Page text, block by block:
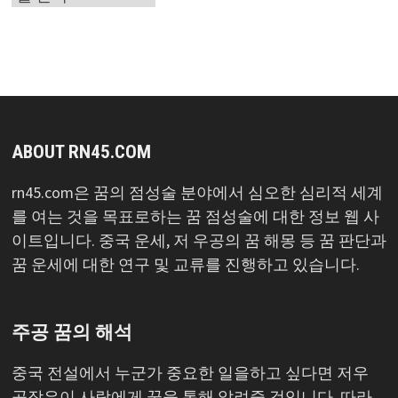
ABOUT RN45.COM
rn45.com은 꿈의 점성술 분야에서 심오한 심리적 세계
를 여는 것을 목표로하는 꿈 점성술에 대한 정보 웹 사
이트입니다. 중국 운세, 저 우공의 꿈 해몽 등 꿈 판단과
꿈 운세에 대한 연구 및 교류를 진행하고 있습니다.
주공 꿈의 해석
중국 전설에서 누군가 중요한 일을하고 싶다면 저우